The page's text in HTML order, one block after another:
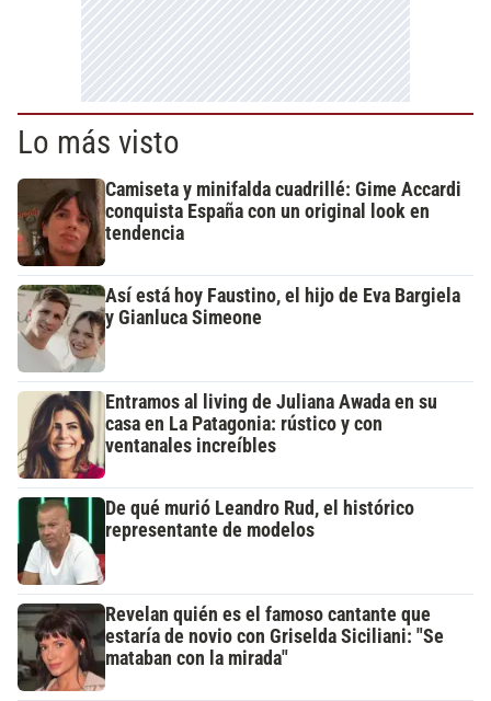
Lo más visto
Camiseta y minifalda cuadrillé: Gime Accardi
conquista España con un original look en
tendencia
Así está hoy Faustino, el hijo de Eva Bargiela
y Gianluca Simeone
Entramos al living de Juliana Awada en su
casa en La Patagonia: rústico y con
ventanales increíbles
De qué murió Leandro Rud, el histórico
representante de modelos
Revelan quién es el famoso cantante que
estaría de novio con Griselda Siciliani: "Se
mataban con la mirada"